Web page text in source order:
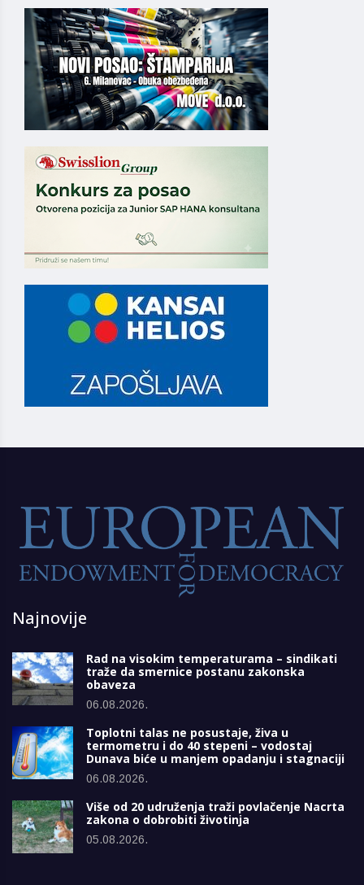
Najnovije
Rad na visokim temperaturama – sindikati
traže da smernice postanu zakonska
obaveza
06.08.2026.
Toplotni talas ne posustaje, živa u
termometru i do 40 stepeni – vodostaj
Dunava biće u manjem opadanju i stagnaciji
06.08.2026.
Više od 20 udruženja traži povlačenje Nacrta
zakona o dobrobiti životinja
05.08.2026.